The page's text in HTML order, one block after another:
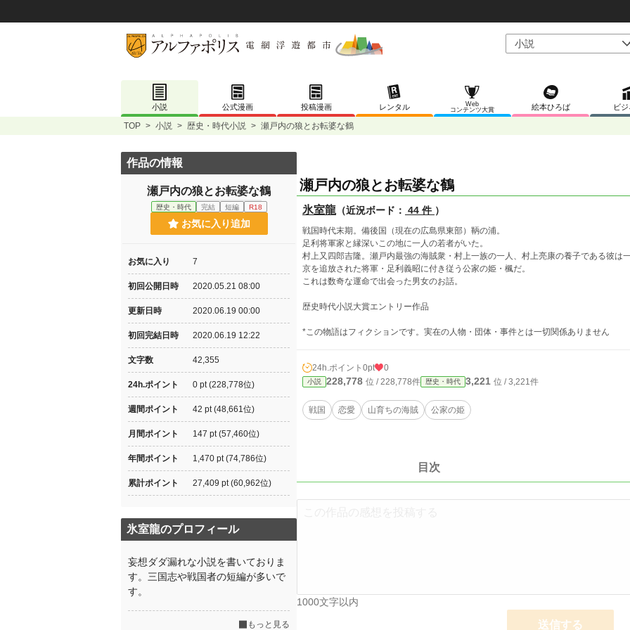
小説 公式漫画 投稿漫画 レンタル
Web
コンテンツ大賞
絵本ひろば ビ
TOP > 小説 > 歴史・時代小説 > 瀬戸内の狼とお転婆な鶴
瀬戸内の狼とお転婆な鶴
氷室龍 （近況ボード： 44 件 ）
戦国時代末期。備後国（現在の広島県東部）鞆の浦。
足利将軍家と縁深いこの地に一人の若者がいた。
村上又四郎吉隆。瀬戸内最強の海賊衆・村上一族の一人、村上亮康の養子である彼は
京を追放された将軍・足利義昭に付き従う公家の姫・楓だ。
これは数奇な運命で出会った男女のお話。
歴史時代小説大賞エントリー作品
*この物語はフィクションです。実在の人物・団体・事件とは一切関係ありません
24h.ポイント 0pt 0
小説 228,778 位 / 228,778件 歴史・時代 3,221 位 / 3,221件
戦国 恋愛 山育ちの海賊 公家の姫
目次
1000文字以内
送信する
作品の情報
瀬戸内の狼とお転婆な鶴
歴史・時代 完結 短編 R18
お気に入り追加
お気に入り 7
初回公開日時 2020.05.21 08:00
更新日時 2020.06.19 00:00
初回完結日時 2020.06.19 12:22
文字数 42,355
24h.ポイント 0 pt (228,778位)
週間ポイント 42 pt (48,661位)
月間ポイント 147 pt (57,460位)
年間ポイント 1,470 pt (74,786位)
累計ポイント 27,409 pt (60,962位)
氷室龍のプロフィール
妄想ダダ漏れな小説を書いておりま
す。三国志や戦国者の短編が多いで
す。
もっと見る